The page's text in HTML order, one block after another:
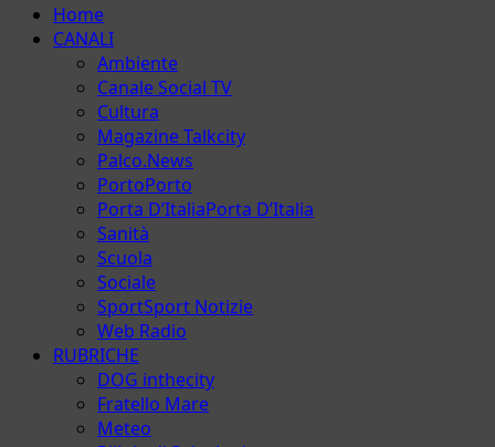
Menu
principale
Home
CANALI
Ambiente
Canale Social TV
Cultura
Magazine Talkcity
Palco.News
PortoPorto
Porta D’ItaliaPorta D’Italia
Sanità
Scuola
Sociale
SportSport Notizie
Web Radio
RUBRICHE
DOG inthecity
Fratello Mare
Meteo